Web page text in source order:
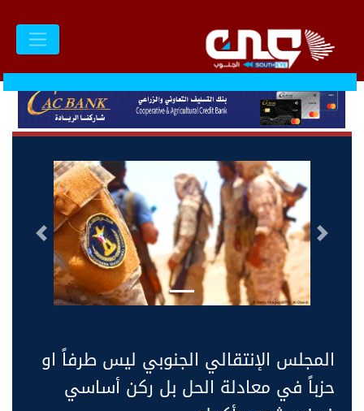
التالى السابق
المجلس الإنتقالي الجنوبي ليس طرفاً او
حزباً في معادلة الحل بل ركن أساسي